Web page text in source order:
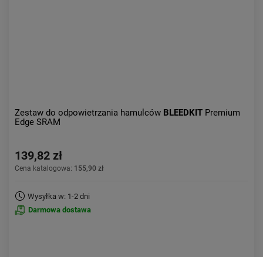
Zestaw do odpowietrzania hamulców BLEEDKIT Premium
Edge SRAM
139,82 zł
Cena katalogowa: 155,90 zł
Wysyłka w: 1-2 dni
Darmowa dostawa